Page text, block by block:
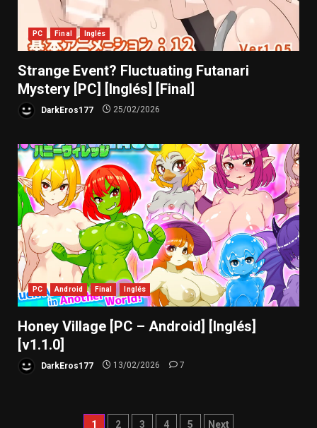
PC Final Inglés
Strange Event? Fluctuating Futanari
Mystery [PC] [Inglés] [Final]
DarkEros177 25/02/2026
PC Android Final Inglés
Honey Village [PC – Android] [Inglés]
[v1.1.0]
DarkEros177 13/02/2026 7
1 2 3 4 5 Next